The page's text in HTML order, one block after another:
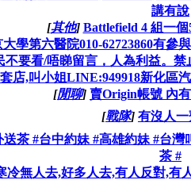
講有說
[其他] Battlefield 4 組一
大學第六醫院010-62723860有參
不要看/唔睇留言，人為利益。
店,叫小姐LINE:949918新化區
[閒聊] 賣Origin帳號 內
[戰隊] 有沒人
茶 #台中約妹 #高雄約妹 #台
茶 #
冷無人去,好多人去,有人反對,有